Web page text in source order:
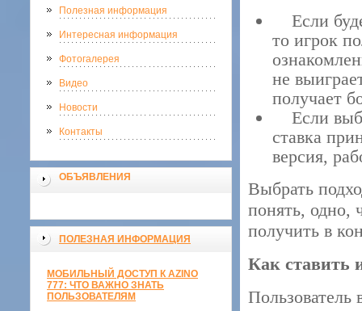
Полезная информация
Интересная информация
Фотогалерея
Видео
Новости
Контакты
ОБЪЯВЛЕНИЯ
ПОЛЕЗНАЯ ИНФОРМАЦИЯ
МОБИЛЬНЫЙ ДОСТУП К AZINO
777: ЧТО ВАЖНО ЗНАТЬ
ПОЛЬЗОВАТЕЛЯМ
Если
то игрок
не
получает
Если
ставка
версия,
Выбрать
понять, одно,
получить в
Как ставить